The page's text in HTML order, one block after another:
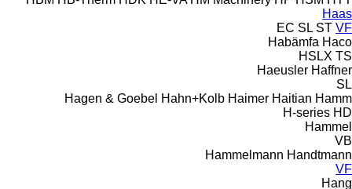
Haas
EC SL ST VF
Habämfa Haco
HSLX TS
Haeusler Haffner
SL
Hagen & Goebel Hahn+Kolb Haimer Haitian Hamm
H-series HD
Hammel
VB
Hammelmann Handtmann
VF
Hang